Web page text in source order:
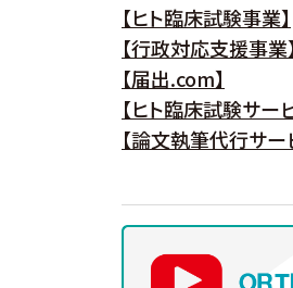
【ヒト臨床試験事業】
【行政対応支援事業】
【届出.com】
【ヒト臨床試験サー
【論文執筆代行サー